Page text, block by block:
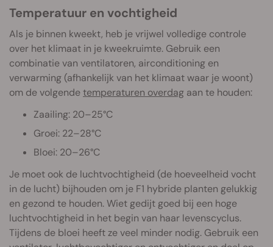
Temperatuur en vochtigheid
Als je binnen kweekt, heb je vrijwel volledige controle
over het klimaat in je kweekruimte. Gebruik een
combinatie van ventilatoren, airconditioning en
verwarming (afhankelijk van het klimaat waar je woont)
om de volgendetemperaturen overdag aan te houden:
Zaailing: 20–25°C
Groei: 22–28°C
Bloei: 20–26°C
Je moet ook de luchtvochtigheid (de hoeveelheid vocht
in de lucht) bijhouden om je F1 hybride planten gelukkig
en gezond te houden. Wiet gedijt goed bij een hoge
luchtvochtigheid in het begin van haar levenscyclus.
Tijdens de bloei heeft ze veel minder nodig. Gebruik een